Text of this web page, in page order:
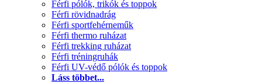
Férfi pólók, trikók és toppok
Férfi rövidnadrág
Férfi sportfehérneműk
Férfi thermo ruházat
Férfi trekking ruházat
Férfi tréningruhák
Férfi UV-védő pólók és toppok
Láss többet...